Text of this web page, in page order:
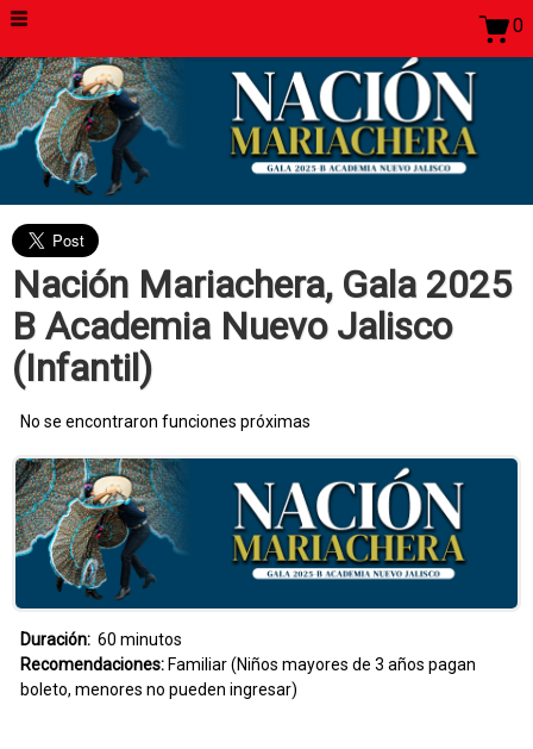
0
Nación Mariachera, Gala 2025
B Academia Nuevo Jalisco
(Infantil)
No se encontraron funciones próximas
Duración: 60 minutos
Recomendaciones: Familiar (Niños mayores de 3 años pagan
boleto, menores no pueden ingresar)